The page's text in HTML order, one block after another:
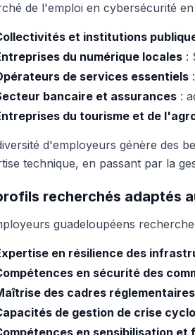
de l'emploi en cybersécurité
et institutions
du numérique locales :
de services essentiels
bancaire et assurances :
du tourisme et de
d'employeurs génère des
technique, en passant par la
recherchés adaptés
guadeloupéens
en résilience des
en sécurité des
des cadres réglementaires
de gestion de crise
en sensibilisation et